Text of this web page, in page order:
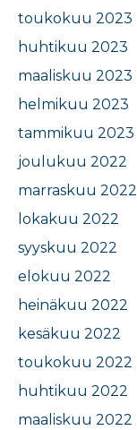
toukokuu 2023
huhtikuu 2023
maaliskuu 2023
helmikuu 2023
tammikuu 2023
joulukuu 2022
marraskuu 2022
lokakuu 2022
syyskuu 2022
elokuu 2022
heinäkuu 2022
kesäkuu 2022
toukokuu 2022
huhtikuu 2022
maaliskuu 2022